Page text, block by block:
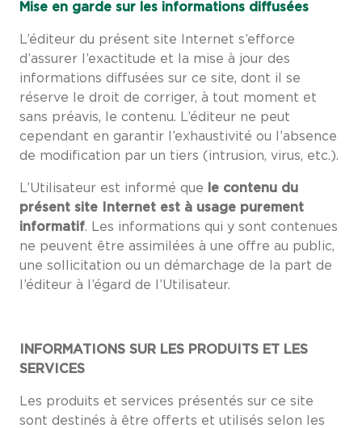
Mise en garde sur les informations diffusées
L’éditeur du présent site Internet s’efforce
d’assurer l’exactitude et la mise à jour des
informations diffusées sur ce site, dont il se
réserve le droit de corriger, à tout moment et
sans préavis, le contenu. L’éditeur ne peut
cependant en garantir l’exhaustivité ou l’absence
de modification par un tiers (intrusion, virus, etc.).
L’Utilisateur est informé que
le contenu du
présent site Internet est à usage purement
informatif. Les informations qui y sont contenues
ne peuvent être assimilées à une offre au public,
une sollicitation ou un démarchage de la part de
l’éditeur à l’égard de l’Utilisateur.
INFORMATIONS SUR LES PRODUITS ET LES
SERVICES
Les produits et services présentés sur ce site
sont destinés à être offerts et utilisés selon les